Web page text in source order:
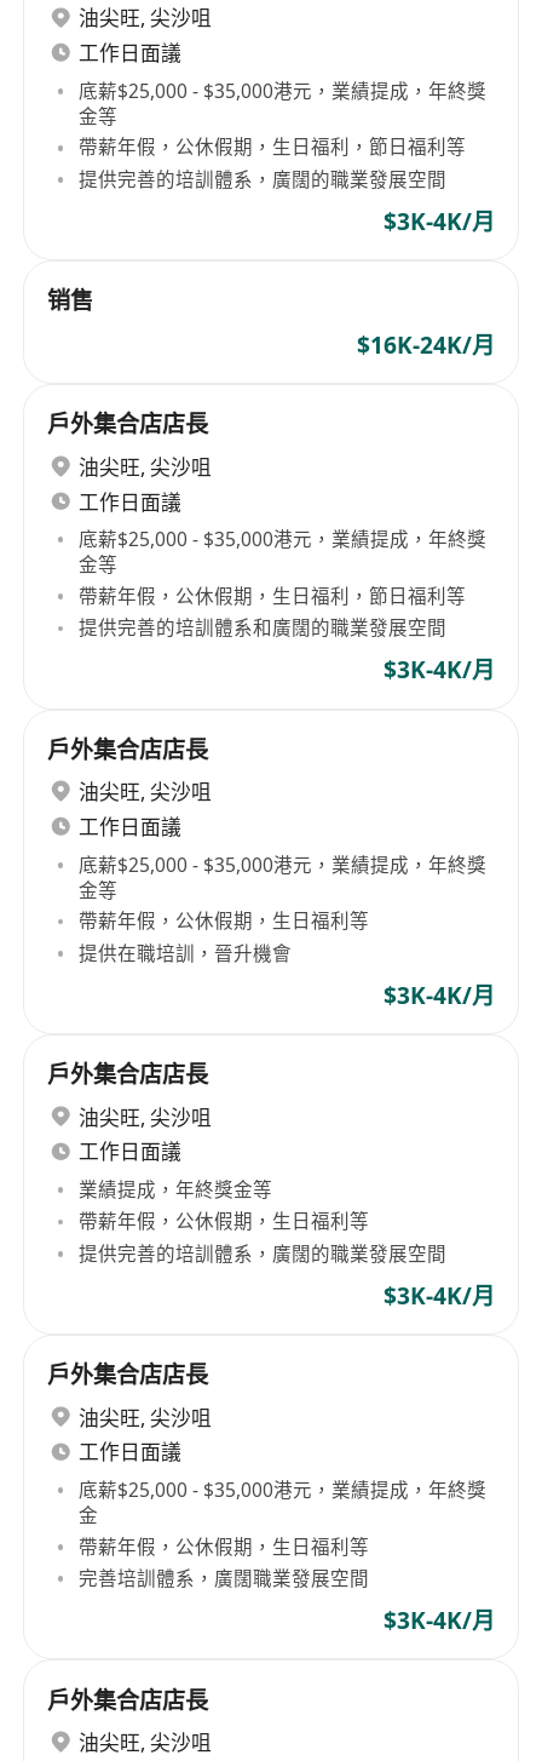
油尖旺, 尖沙咀
工作日面議
底薪$25,000 - $35,000港元，業績提成，年終獎
金等
帶薪年假，公休假期，生日福利，節日福利等
提供完善的培訓體系，廣闊的職業發展空間
$3K-4K/月
销售
$16K-24K/月
戶外集合店店長
油尖旺, 尖沙咀
工作日面議
底薪$25,000 - $35,000港元，業績提成，年終獎
金等
帶薪年假，公休假期，生日福利，節日福利等
提供完善的培訓體系和廣闊的職業發展空間
$3K-4K/月
戶外集合店店長
油尖旺, 尖沙咀
工作日面議
底薪$25,000 - $35,000港元，業績提成，年終獎
金等
帶薪年假，公休假期，生日福利等
提供在職培訓，晉升機會
$3K-4K/月
戶外集合店店長
油尖旺, 尖沙咀
工作日面議
業績提成，年終獎金等
帶薪年假，公休假期，生日福利等
提供完善的培訓體系，廣闊的職業發展空間
$3K-4K/月
戶外集合店店長
油尖旺, 尖沙咀
工作日面議
底薪$25,000 - $35,000港元，業績提成，年終獎
金
帶薪年假，公休假期，生日福利等
完善培訓體系，廣闊職業發展空間
$3K-4K/月
戶外集合店店長
油尖旺, 尖沙咀